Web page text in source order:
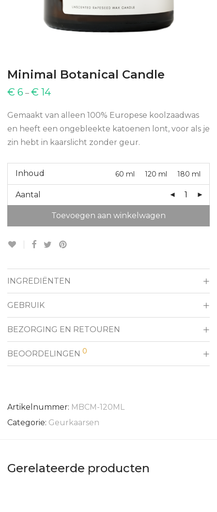
Minimal Botanical Candle
€ 6 – € 14
Gemaakt van alleen 100% Europese koolzaadwas
en heeft een ongebleekte katoenen lont, voor als je
zin hebt in kaarslicht zonder geur.
Inhoud 60 ml 120 ml 180 ml
Aantal
Toevoegen aan winkelwagen
INGREDIËNTEN
GEBRUIK
BEZORGING EN RETOUREN
BEOORDELINGEN 0
Artikelnummer: MBCM-120ML
Categorie: Geurkaarsen
Gerelateerde producten